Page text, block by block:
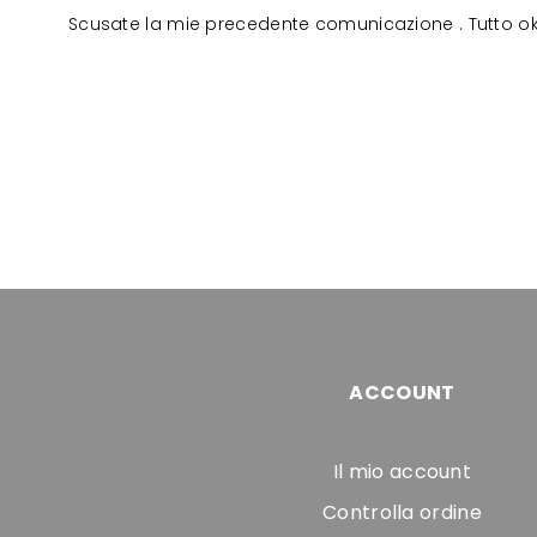
Scusate la mie precedente comunicazione . Tutto
ACCOUNT
Il mio account
Controlla ordine